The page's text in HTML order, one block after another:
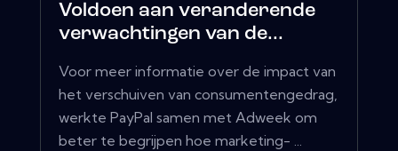
Voldoen aan veranderende
verwachtingen van de...
Voor meer informatie over de impact van
het verschuiven van consumentengedrag,
werkte PayPal samen met Adweek om
beter te begrijpen hoe marketing- ...